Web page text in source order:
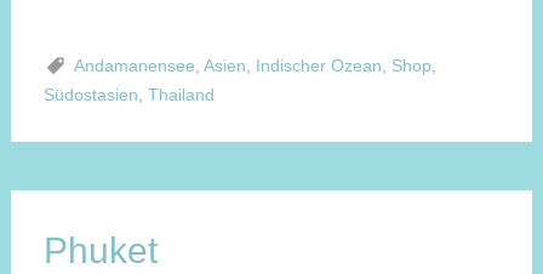
Andamanensee, Asien, Indischer Ozean, Shop,
Südostasien, Thailand
Phuket